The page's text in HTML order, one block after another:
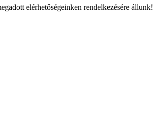
elérhetőségeinken rendelkezésére állunk!